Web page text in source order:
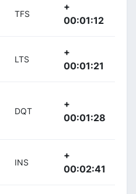
TFS
+
00:01:12
LTS
+
00:01:21
DQT
+
00:01:28
INS
+
00:02:41